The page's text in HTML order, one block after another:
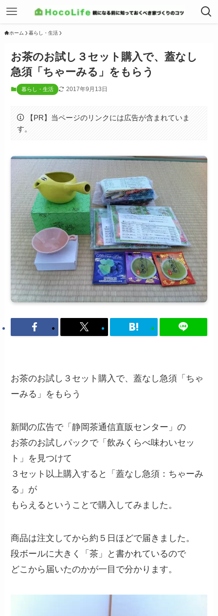
ホーム 暮らし・生活
お茶のお試し３セット購入で、蓋なし
急須「ちゃーみる」をもらう
暮らし・生活 2017年9月13日
【PR】当ページのリンクには広告が含まれていま
す。
お茶のお試し３セット購入で、蓋なし急須「ちゃ
ーみる」をもらう
新聞の広告で「静岡茶通信直販センター」の
お茶のお試しパックで「飲みくらべ味わいセッ
ト」を見つけて
３セット以上購入すると「蓋なし急須：ちゃーみ
る」が
もらえるということで購入してみました。
商品は注文してから約５日ほどで届きました。
段ボールに大きく「茶」と書かれているので
どこから届いたのかが一目で分かります。